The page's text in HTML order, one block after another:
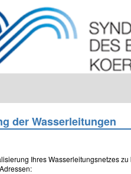
der Wasserleitungen
Ihres Wasserleitungsnetzes zu